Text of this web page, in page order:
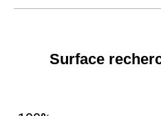
Surface